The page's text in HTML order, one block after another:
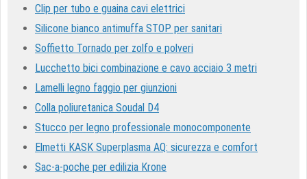
Clip per tubo e guaina cavi elettrici
Silicone bianco antimuffa STOP per sanitari
Soffietto Tornado per zolfo e polveri
Lucchetto bici combinazione e cavo acciaio 3 metri
Lamelli legno faggio per giunzioni
Colla poliuretanica Soudal D4
Stucco per legno professionale monocomponente
Elmetti KASK Superplasma AQ: sicurezza e comfort
Sac-a-poche per edilizia Krone